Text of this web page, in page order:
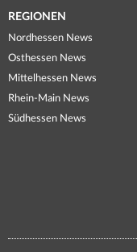
REGIONEN
Nordhessen News
Osthessen News
Mittelhessen News
Rhein-Main News
Südhessen News